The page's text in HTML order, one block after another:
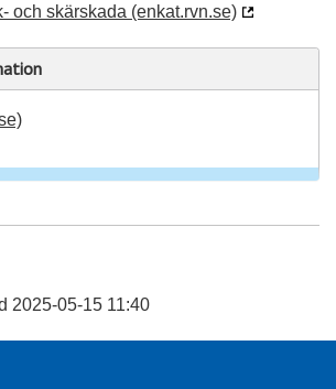
och skärskada (enkat.rvn.se)
2025-05-15 11:40